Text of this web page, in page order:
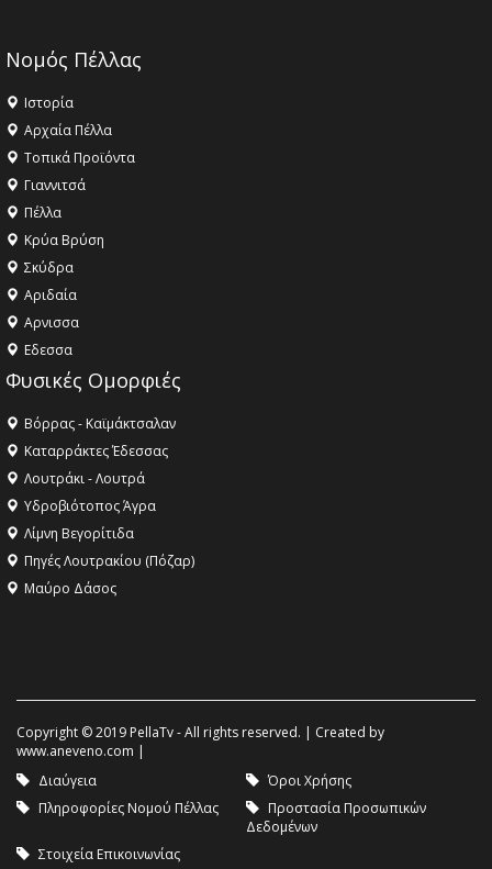
Νομός Πέλλας
Ιστορία
Αρχαία Πέλλα
Τοπικά Προϊόντα
Γιαννιτσά
Πέλλα
Κρύα Βρύση
Σκύδρα
Αριδαία
Aρνισσα
Eδεσσα
Φυσικές Ομορφιές
Βόρρας - Καϊμάκτσαλαν
Καταρράκτες Έδεσσας
Λουτράκι - Λουτρά
Υδροβιότοπος Άγρα
Λίμνη Βεγορίτιδα
Πηγές Λουτρακίου (Πόζαρ)
Μαύρο Δάσος
Copyright © 2019 PellaTv - All rights reserved. | Created by
www.aneveno.com |
Διαύγεια
Όροι Χρήσης
Πληροφορίες Νομού Πέλλας
Προστασία Προσωπικών
Δεδομένων
Στοιχεία Επικοινωνίας